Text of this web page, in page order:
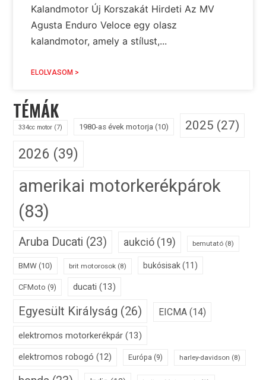
Kalandmotor Új Korszakát Hirdeti Az MV
Agusta Enduro Veloce egy olasz
kalandmotor, amely a stílust,...
ELOLVASOM >
TÉMÁK
334cc motor (7) 1980-as évek motorja (10) 2025 (27)
2026 (39)
amerikai motorkerékpárok
(83)
Aruba Ducati (23) aukció (19) bemutató (8)
BMW (10) brit motorosok (8) bukósisak(11)
CFMoto (9) ducati (13)
Egyesült Királyság (26) EICMA (14)
elektromos motorkerékpár (13)
elektromos robogó (12) Európa (9) harley-davidson (8)